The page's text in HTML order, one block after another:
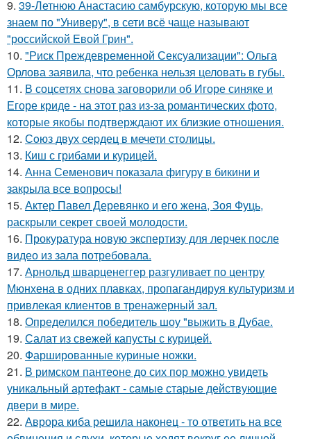
9. 39-Летнюю Анастасию самбурскую, которую мы все
знаем по "Универу", в сети всё чаще называют
"российской Евой Грин".
10. "Риск Преждевременной Сексуализации": Ольга
Орлова заявила, что ребенка нельзя целовать в губы.
11. В соцсетях снова заговорили об Игоре синяке и
Егоре криде - на этот раз из-за романтических фото,
которые якобы подтверждают их близкие отношения.
12. Сoюз двух cеpдец в мечети cтoлицы.
13. Киш с грибами и курицей.
14. Анна Семенович показала фигуру в бикини и
закрыла все вопросы!
15. Актер Павел Деревянко и его жена, Зоя Фуць,
раскрыли секрет своей молодости.
16. Прокуратура новую экспертизу для лерчек после
видео из зала потребовала.
17. Арнольд шварценеггер разгуливает по центру
Мюнхена в одних плавках, пропагандируя культуризм и
привлекая клиентов в тренажерный зал.
18. Определился победитель шоу "выжить в Дубае.
19. Салат из свежей капусты с курицей.
20. Фаршированные куриные ножки.
21. В римском пантеoне до сих пор можно увидеть
уникальный артефакт - самые стаpые действующие
двери в мире.
22. Аврора киба решила наконец - то ответить на все